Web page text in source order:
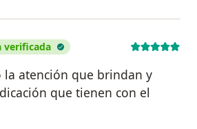
verificada
la atención que brindan y
que tienen con el